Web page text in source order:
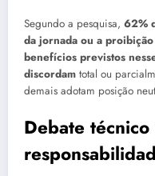
Segundo a pesquisa, 62%
da jornada ou a
benefícios previstos
discordam total ou
demais adotam posição
Debate técnico